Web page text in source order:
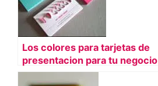
Los colores para tarjetas de
presentacion para tu negocio